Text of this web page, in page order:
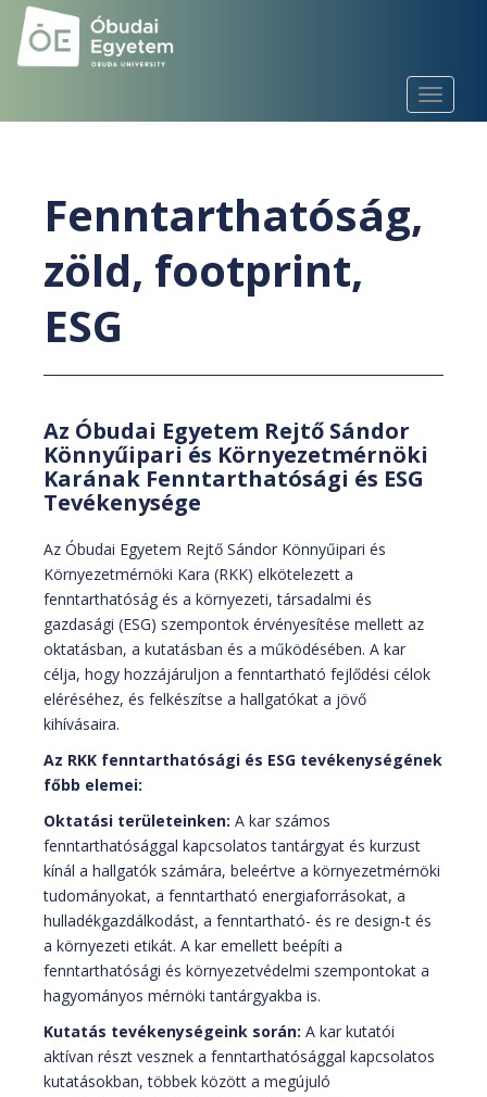
Fenntarthatóság,
zöld, footprint,
ESG
Az Óbudai Egyetem Rejtő Sándor
Könnyűipari és Környezetmérnöki
Karának Fenntarthatósági és ESG
Tevékenysége
Az Óbudai Egyetem Rejtő Sándor Könnyűipari és
Környezetmérnöki Kara (RKK) elkötelezett a
fenntarthatóság és a környezeti, társadalmi és
gazdasági (ESG) szempontok érvényesítése mellett az
oktatásban, a kutatásban és a működésében. A kar
célja, hogy hozzájáruljon a fenntartható fejlődési célok
eléréséhez, és felkészítse a hallgatókat a jövő
kihívásaira.
Az RKK fenntarthatósági és ESG tevékenységének
főbb elemei:
Oktatási területeinken: A kar számos
fenntarthatósággal kapcsolatos tantárgyat és kurzust
kínál a hallgatók számára, beleértve a környezetmérnöki
tudományokat, a fenntartható energiaforrásokat, a
hulladékgazdálkodást, a fenntartható- és re design-t és
a környezeti etikát. A kar emellett beépíti a
fenntarthatósági és környezetvédelmi szempontokat a
hagyományos mérnöki tantárgyakba is.
Kutatás tevékenységeink során: A kar kutatói
aktívan részt vesznek a fenntarthatósággal kapcsolatos
kutatásokban, többek között a megújuló